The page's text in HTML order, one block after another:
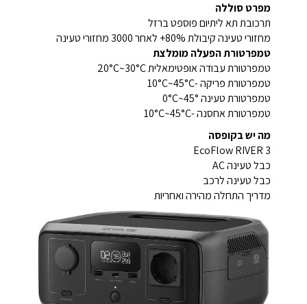
מפרט סוללה
תרכובת תא ליתיום פוספט ברזל
מחזורי טעינה קיבולת 80%+ לאחר 3000 מחזורי טעינה
טמפרטורת הפעלה מומלצת
טמפרטורת עבודה אופטימאלית 20°C~30°C
טמפרטורת פריקה -10°C~45°C
טמפרטורת טעינה 0°C~45°
טמפרטורת אחסנה -10°C~45°C
מה יש בקופסה
EcoFlow RIVER 3
כבל טעינה AC
כבל טעינה לרכב
מדריך התחלה מהירה ואחריות